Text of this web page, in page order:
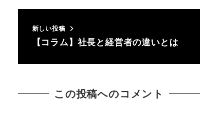
新しい投稿
【コラム】社長と経営者の違いとは
この投稿へのコメント